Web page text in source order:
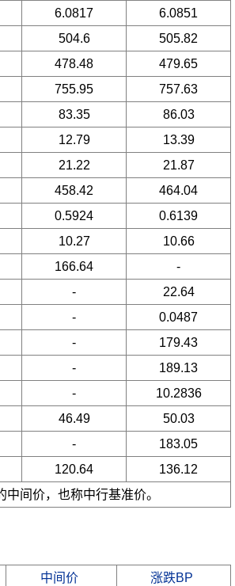
6.0817
6.0851
504.6
505.82
478.48
479.65
755.95
757.63
83.35
86.03
12.79
13.39
21.22
21.87
458.42
464.04
0.5924
0.6139
10.27
10.66
166.64
-
-
22.64
-
0.0487
-
179.43
-
189.13
-
10.2836
46.49
50.03
-
183.05
120.64
136.12
间价，也称中行基准价。
中间价
涨跌BP